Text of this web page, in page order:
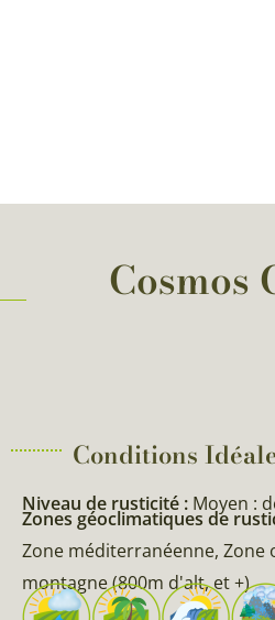
Cosmos
Conditions
Niveau de rusticité : Moyen :
Zones géoclimatiques de
Zone méditerranéenne, Zone
montagne (800m d'alt, et +)